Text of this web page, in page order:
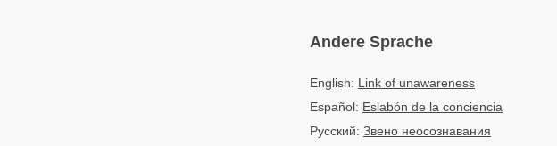
Andere Sprache
English: Link of unawareness
Español: Eslabón de la conciencia
Русский: Звено неосознавания